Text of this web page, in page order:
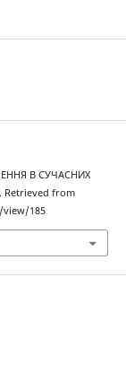
В СУЧАСНИХ
Retrieved from
185